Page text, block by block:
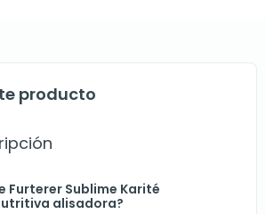
producto
Furterer Sublime Karité
alisadora?